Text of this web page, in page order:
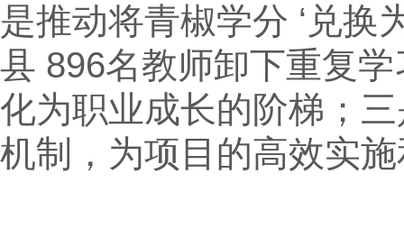
是推动将青椒学分 ‘兑换
县 896名教师卸下重复
化为职业成长的阶梯；
机制，为项目的高效实